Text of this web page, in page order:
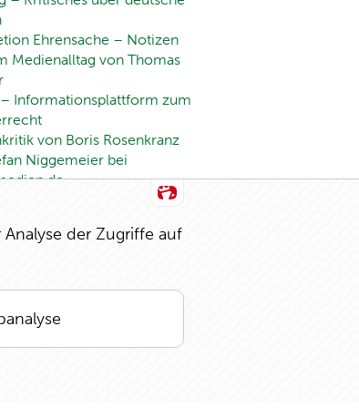
der Zugriffe auf
Ehrensache – Notizen
Medienalltag von Thomas
Informationsplattform zum
von Boris Rosenkranz
Niggemeier bei
– Blog zu Kultur im
und digitalem Lifestyle